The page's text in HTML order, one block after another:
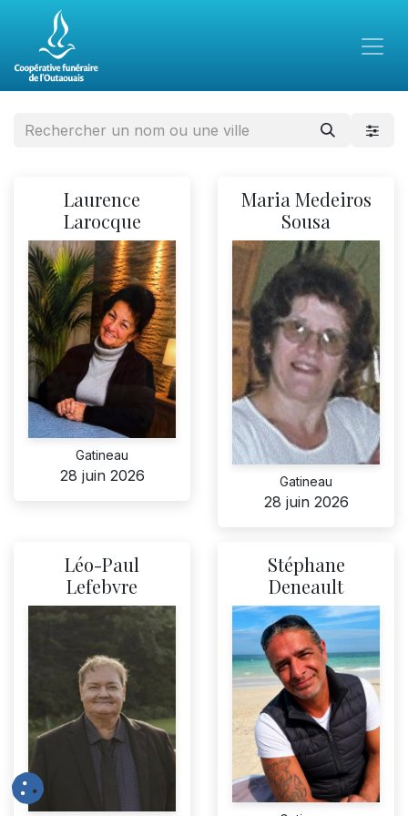
Laurence
Larocque
Gatineau
28 juin 2026
Maria Medeiros
Sousa
Gatineau
28 juin 2026
Léo-Paul
Lefebvre
Stéphane
Deneault